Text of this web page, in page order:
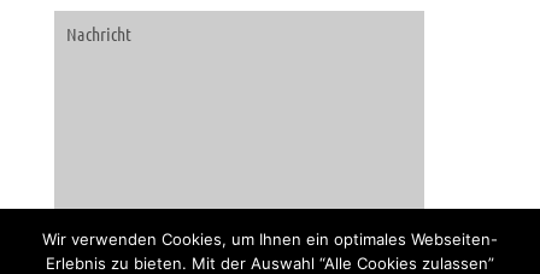
Wir verwenden Cookies, um Ihnen ein optimales Webseiten-
Erlebnis zu bieten. Mit der Auswahl “Alle Cookies zulassen”